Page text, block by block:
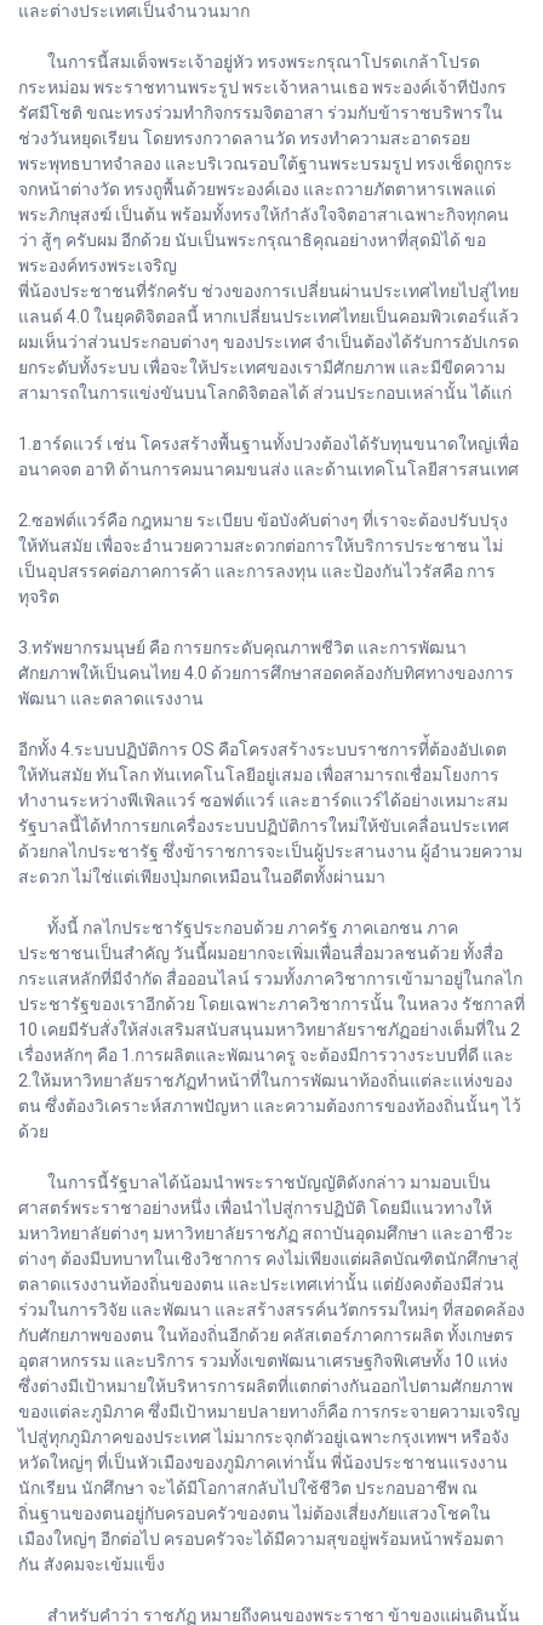
และต่างประเทศเป็นจำนวนมาก
ในการนี้สมเด็จพระเจ้าอยู่หัว ทรงพระกรุณาโปรดเกล้าโปรด
กระหม่อม พระราชทานพระรูป พระเจ้าหลานเธอ พระองค์เจ้าทีปังกร
รัศมีโชติ ขณะทรงร่วมทำกิจกรรมจิตอาสา ร่วมกับข้าราชบริพารใน
ช่วงวันหยุดเรียน โดยทรงกวาดลานวัด ทรงทำความสะอาดรอย
พระพุทธบาทจำลอง และบริเวณรอบใต้ฐานพระบรมรูป ทรงเช็ดถูกระ
จกหน้าต่างวัด ทรงถูพื้นด้วยพระองค์เอง และถวายภัตตาหารเพลแด่
พระภิกษุสงฆ์ เป็นต้น พร้อมทั้งทรงให้กำลังใจจิตอาสาเฉพาะกิจทุกคน
ว่า สู้ๆ ครับผม อีกด้วย นับเป็นพระกรุณาธิคุณอย่างหาที่สุดมิได้ ขอ
พระองค์ทรงพระเจริญ
พี่น้องประชาชนที่รักครับ ช่วงของการเปลี่ยนผ่านประเทศไทยไปสู่ไทย
แลนด์ 4.0 ในยุคดิจิตอลนี้ หากเปลี่ยนประเทศไทยเป็นคอมพิวเตอร์แล้ว
ผมเห็นว่าส่วนประกอบต่างๆ ของประเทศ จำเป็นต้องได้รับการอัปเกรด
ยกระดับทั้งระบบ เพื่อจะให้ประเทศของเรามีศักยภาพ และมีขีดความ
สามารถในการแข่งขันบนโลกดิจิตอลได้ ส่วนประกอบเหล่านั้น ได้แก่
1.ฮาร์ดแวร์ เช่น โครงสร้างพื้นฐานทั้งปวงต้องได้รับทุนขนาดใหญ่เพื่อ
อนาคจต อาทิ ด้านการคมนาคมขนส่ง และด้านเทคโนโลยีสารสนเทศ
2.ซอฟต์แวร์คือ กฎหมาย ระเบียบ ข้อบังคับต่างๆ ที่เราจะต้องปรับปรุง
ให้ทันสมัย เพื่อจะอำนวยความสะดวกต่อการให้บริการประชาชน ไม่
เป็นอุปสรรคต่อภาคการค้า และการลงทุน และป้องกันไวรัสคือ การ
ทุจริต
3.ทรัพยากรมนุษย์ คือ การยกระดับคุณภาพชีวิต และการพัฒนา
ศักยภาพให้เป็นคนไทย 4.0 ด้วยการศึกษาสอดคล้องกับทิศทางของการ
พัฒนา และตลาดแรงงาน
อีกทั้ง 4.ระบบปฏิบัติการ OS คือโครงสร้างระบบราชการที่้ต้องอัปเดต
ให้ทันสมัย ทันโลก ทันเทคโนโลยีอยู่เสมอ เพื่อสามารถเชื่อมโยงการ
ทำงานระหว่างพีเพิลแวร์ ซอฟต์แวร์ และฮาร์ดแวร์ได้อย่างเหมาะสม
รัฐบาลนี้ได้ทำการยกเครื่องระบบปฏิบัติการใหม่ให้ขับเคลื่อนประเทศ
ด้วยกลไกประชารัฐ ซึ่งข้าราชการจะเป็นผู้ประสานงาน ผู้อำนวยความ
สะดวก ไม่ใช่แต่เพียงปุ่มกดเหมือนในอดีตทั้งผ่านมา
ทั้งนี้ กลไกประชารัฐประกอบด้วย ภาครัฐ ภาคเอกชน ภาค
ประชาชนเป็นสำคัญ วันนี้ผมอยากจะเพิ่มเพื่อนสื่อมวลชนด้วย ทั้งสื่อ
กระแสหลักที่มีจำกัด สื่อออนไลน์ รวมทั้งภาควิชาการเข้ามาอยู่ในกลไก
ประชารัฐของเราอีกด้วย โดยเฉพาะภาควิชาการนั้น ในหลวง รัชกาลที่
10 เคยมีรับสั่งให้ส่งเสริมสนับสนุนมหาวิทยาลัยราชภัฏอย่างเต็มที่ใน 2
เรื่องหลักๆ คือ 1.การผลิตและพัฒนาครู จะต้องมีการวางระบบที่ดี และ
2.ให้มหาวิทยาลัยราชภัฏทำหน้าที่ในการพัฒนาท้องถิ่นแต่ละแห่งของ
ตน ซึ่งต้องวิเคราะห์สภาพปัญหา และความต้องการของท้องถิ่นนั้นๆ ไว้
ด้วย
ในการนี้รัฐบาลได้น้อมนำพระราชบัญญัติดังกล่าว มามอบเป็น
ศาสตร์พระราชาอย่างหนึ่ง เพื่อนำไปสู่การปฏิบัติ โดยมีแนวทางให้
มหาวิทยาลัยต่างๆ มหาวิทยาลัยราชภัฏ สถาบันอุดมศึกษา และอาชีวะ
ต่างๆ ต้องมีบทบาทในเชิงวิชาการ คงไม่เพียงแต่ผลิตบัณฑิตนักศึกษาสู่
ตลาดแรงงานท้องถิ่นของตน และประเทศเท่านั้น แต่ยังคงต้องมีส่วน
ร่วมในการวิจัย และพัฒนา และสร้างสรรค์นวัตกรรมใหม่ๆ ที่สอดคล้อง
กับศักยภาพของตน ในท้องถิ่นอีกด้วย คลัสเตอร์ภาคการผลิต ทั้งเกษตร
อุตสาหกรรม และบริการ รวมทั้งเขตพัฒนาเศรษฐกิจพิเศษทั้ง 10 แห่ง
ซึ่งต่างมีเป้าหมายให้บริหารการผลิตที่แตกต่างกันออกไปตามศักยภาพ
ของแต่ละภูมิภาค ซึ่งมีเป้าหมายปลายทางก็คือ การกระจายความเจริญ
ไปสู่ทุกภูมิภาคของประเทศ ไม่มากระจุกตัวอยู่เฉพาะกรุงเทพฯ หรือจัง
หวัดใหญ่ๆ ที่เป็นหัวเมืองของภูมิภาคเท่านั้น พี่น้องประชาชนแรงงาน
นักเรียน นักศึกษา จะได้มีโอกาสกลับไปใช้ชีวิต ประกอบอาชีพ ณ
ถิ่นฐานของตนอยู่กับครอบครัวของตน ไม่ต้องเสี่ยงภัยแสวงโชคใน
เมืองใหญ่ๆ อีกต่อไป ครอบครัวจะได้มีความสุขอยู่พร้อมหน้าพร้อมตา
กัน สังคมจะเข้มแข็ง
สำหรับคำว่า ราชภัฏ หมายถึงคนของพระราชา ข้าของแผ่นดินนั้น